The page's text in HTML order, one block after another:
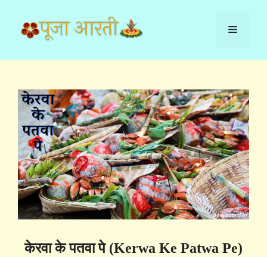
content
Menu
केरवा के पतवा पे (Kerwa Ke Patwa Pe)